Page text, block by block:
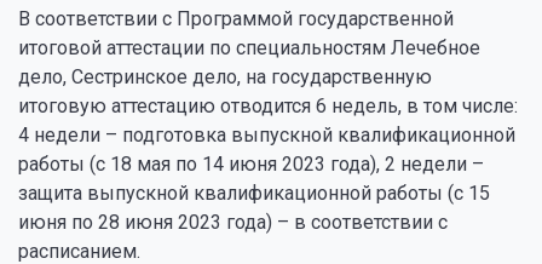
В соответствии с Программой государственной
итоговой аттестации по специальностям Лечебное
дело, Сестринское дело, на государственную
итоговую аттестацию отводится 6 недель, в том числе:
4 недели – подготовка выпускной квалификационной
работы (с 18 мая по 14 июня 2023 года), 2 недели –
защита выпускной квалификационной работы (с 15
июня по 28 июня 2023 года) – в соответствии с
расписанием.